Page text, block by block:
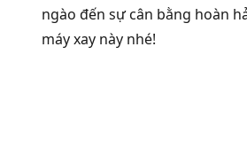
ngào đến sự cân bằng hoàn
máy xay này nhé!